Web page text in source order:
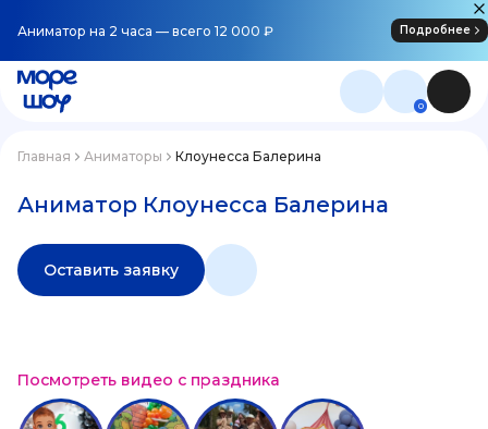
Аниматор на 2 часа — всего 12 000 ₽ Подробнее
0
Главная Аниматоры Клоунесса Балерина
Аниматор Клоунесса Балерина
Оставить заявку
Посмотреть видео с праздника